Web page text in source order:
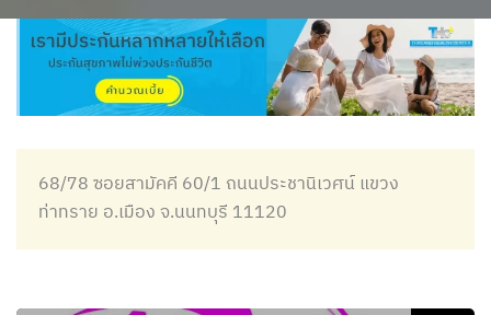
68/78 ซอยสามัคคี 60/1 ถนนประชานิเวศน์ แขวง
ท่าทราย อ.เมือง จ.นนทบุรี 11120